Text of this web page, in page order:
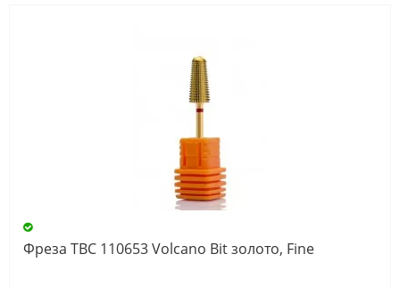
Фреза ТВС 110653 Volcano Bit золото, Fine